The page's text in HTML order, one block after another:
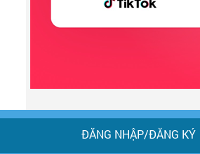
ĐĂNG NHẬP/ĐĂNG KÝ